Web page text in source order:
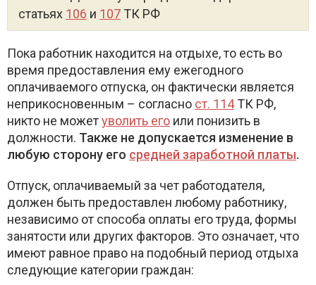
статьях 106 и 107 ТК РФ
Пока работник находится на отдыхе, то есть во
время предоставления ему ежегодного
оплачиваемого отпуска, он фактически является
неприкосновенным – согласно ст. 114ТК РФ,
никто не можетуволить его или понизить в
должности. Также не допускается изменение в
любую сторону его средней заработной платы.
Отпуск, оплачиваемый за чет работодателя,
должен быть предоставлен любому работнику,
независимо от способа оплаты его труда, формы
занятости или других факторов. Это означает, что
имеют равное право на подобный период отдыха
следующие категории граждан: